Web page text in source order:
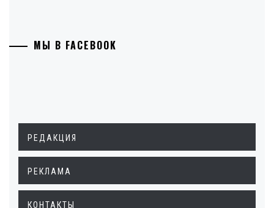
МЫ В FACEBOOK
РЕДАКЦИЯ
РЕКЛАМА
КОНТАКТЫ